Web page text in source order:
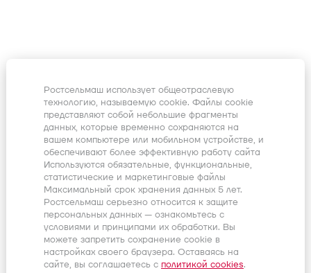
Грамотный севооборот — залог
плодородия и высокого урожая
Продуманный севооборот
необходим для увеличения
рентабельности хозяйства и
грамотного использования
почвенного ресурса.
Ростсельмаш использует общеотраслевую
технологию, называемую cookie. Файлы cookie
представляют собой небольшие фрагменты
данных, которые временно сохраняются на
вашем компьютере или мобильном устройстве, и
обеспечивают более эффективную работу сайта
Используются обязательные, функциональные,
статистические и маркетинговые файлы
Максимальный срок хранения данных 5 лет.
Ростсельмаш серьезно относится к защите
персональных данных — ознакомьтесь с
условиями и принципами их обработки. Вы
можете запретить сохранение cookie в
настройках своего браузера. Оставаясь на
сайте, вы соглашаетесь c политикой cookies.